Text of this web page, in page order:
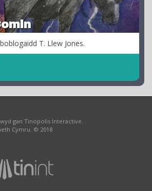
T. Llew Jones.
gan Tinopolis Interactive.
Cymru. © 2018